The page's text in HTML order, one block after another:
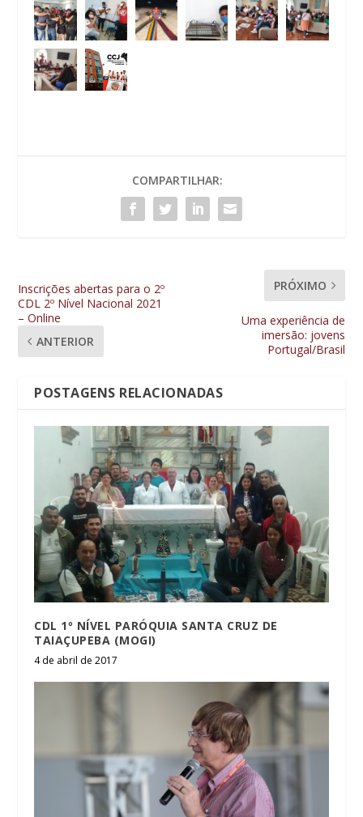
COMPARTILHAR:
Inscrições abertas para o 2º
CDL 2º Nível Nacional 2021
– Online
ANTERIOR
PRÓXIMO
Uma experiência de
imersão: jovens
Portugal/Brasil
POSTAGENS RELACIONADAS
CDL 1º NÍVEL PARÓQUIA SANTA CRUZ DE
TAIAÇUPEBA (MOGI)
4 de abril de 2017